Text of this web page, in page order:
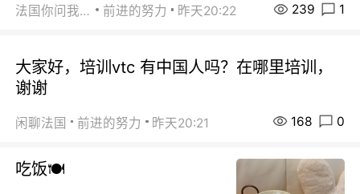
法国你问我答 前进的努力 昨天20:22 239 1
大家好，培训vtc 有中国人吗？在哪里培训，
谢谢
闲聊法国 前进的努力 昨天20:21 168 0
吃饭🍽️